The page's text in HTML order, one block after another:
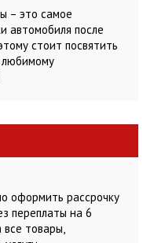
– это самое
автомобиля после
стоит посвятить
оформить рассрочку
переплаты на 6
все товары,